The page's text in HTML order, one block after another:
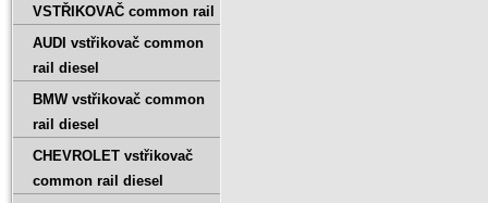
VSTŘIKOVAČ common rail
AUDI vstřikovač common
rail diesel
BMW vstřikovač common
rail diesel
CHEVROLET vstřikovač
common rail diesel